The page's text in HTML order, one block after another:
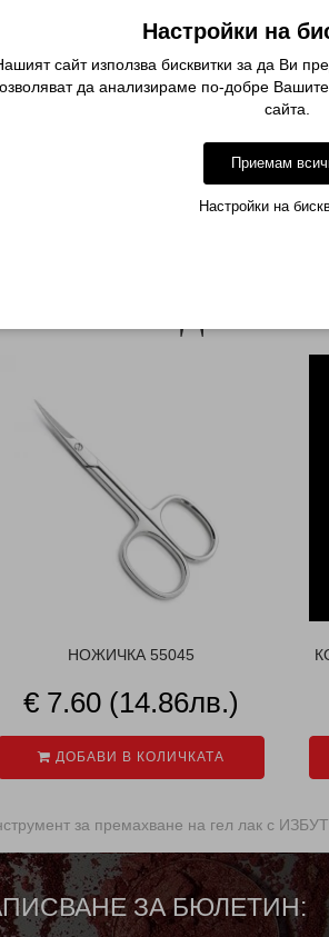
на гел лак от другата
на ноктите за направата на маникюр и
на кутикулите и премахване на гел лак
НОЖИЧКА 55045
€ 7.60 (14.86лв.)
ДОБАВИ В КОЛИЧКАТА
за премахване на гел лак с
ЗА БЮЛЕТИН:
Настройки на
сайт използва бисквитки за да Ви
да анализираме по-добре
сайта.
Приемам
Настройки на